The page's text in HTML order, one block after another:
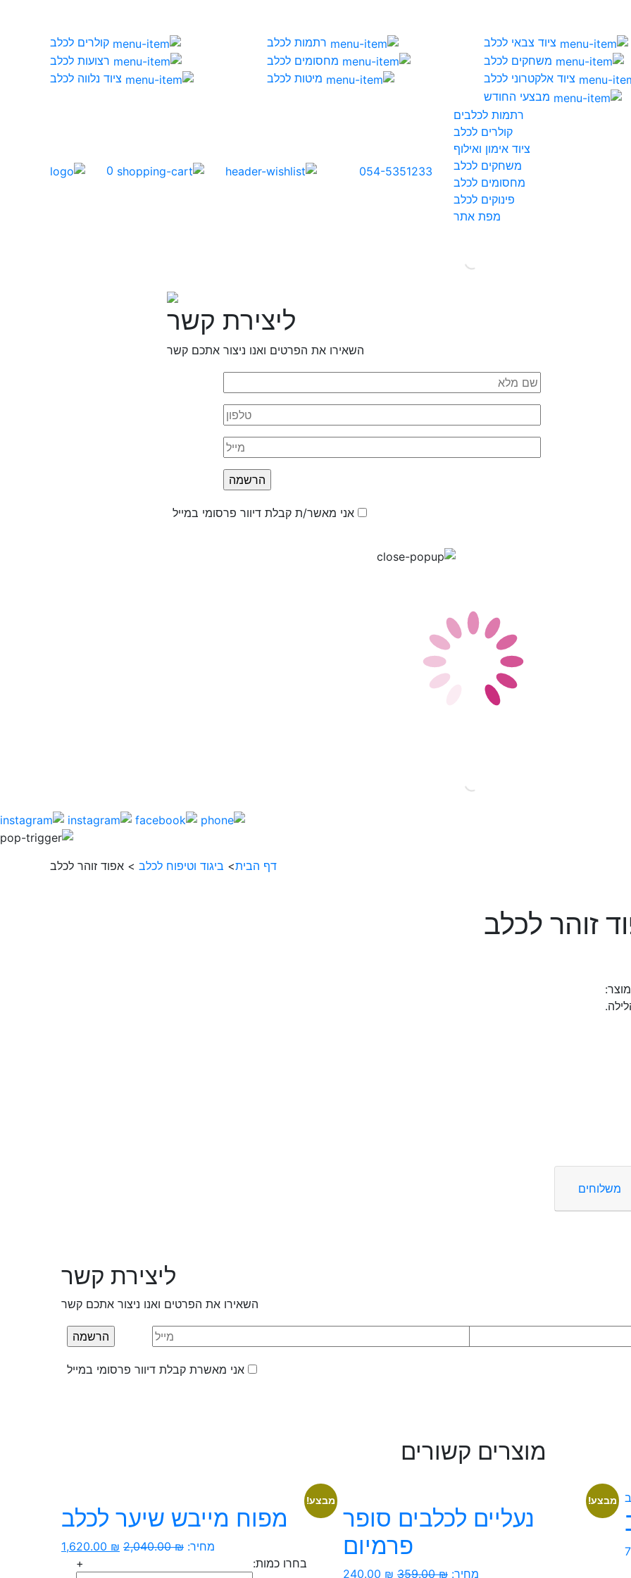
ציוד צבאי לכלב רתמות לכלב
קולרים לכלב
משחקים לכלב
מחסומים לכלב
רצועות לכלב
ציוד אלקטרוני לכלב
מיטות לכלב
ציוד נלווה לכלב
מבצעי החודש
רתמות לכלבים
קולרים לכלב
ציוד אימון ואילוף
משחקים לכלב
מחסומים לכלב
פינוקים לכלב
מפת אתר
054-5351233
0
ליצירת קשר
השאירו את הפרטים ואנו ניצור אתכם קשר
אני מאשר/ת קבלת דיוור פרסומי במייל
דף הבית> ביגוד וטיפוח לכלב > אפוד זוהר לכלב
זוהר לכלב
משלוחים
ליצירת קשר
השאירו את הפרטים ואנו ניצור אתכם קשר
אני מאשרת קבלת דיוור פרסומי במייל
מוצרים קשורים
מבצע!
נעליים לכלבים סופר
פרמיום
מחיר: 359.00₪
המחיר
240.00 ₪
מבצע!
מפוח מייבש שיער לכלב
מחיר: 2,040.00₪
המחיר
1,620.00 ₪
בחרו כמות:
+